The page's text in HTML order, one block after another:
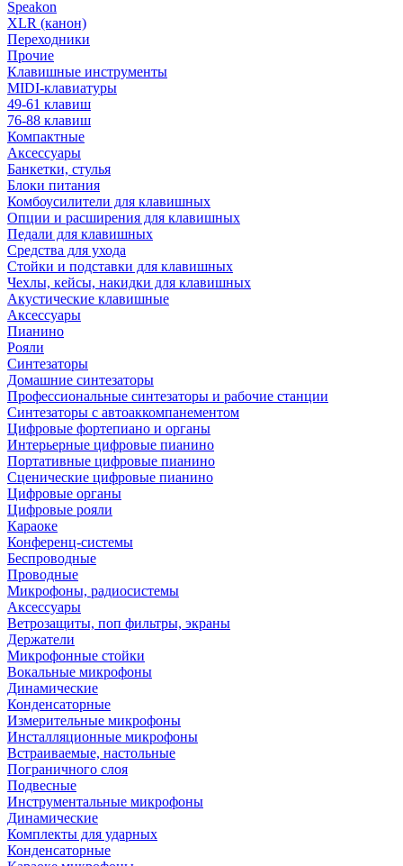
Speakon
XLR (канон)
Переходники
Прочие
Клавишные инструменты
MIDI-клавиатуры
49-61 клавиш
76-88 клавиш
Компактные
Аксессуары
Банкетки, стулья
Блоки питания
Комбоусилители для клавишных
Опции и расширения для клавишных
Педали для клавишных
Средства для ухода
Стойки и подставки для клавишных
Чехлы, кейсы, накидки для клавишных
Акустические клавишные
Аксессуары
Пианино
Рояли
Синтезаторы
Домашние синтезаторы
Профессиональные синтезаторы и рабочие станции
Синтезаторы с автоаккомпанементом
Цифровые фортепиано и органы
Интерьерные цифровые пианино
Портативные цифровые пианино
Сценические цифровые пианино
Цифровые органы
Цифровые рояли
Караоке
Конференц-системы
Беспроводные
Проводные
Микрофоны, радиосистемы
Аксессуары
Ветрозащиты, поп фильтры, экраны
Держатели
Микрофонные стойки
Вокальные микрофоны
Динамические
Конденсаторные
Измерительные микрофоны
Инсталляционные микрофоны
Встраиваемые, настольные
Пограничного слоя
Подвесные
Инструментальные микрофоны
Динамические
Комплекты для ударных
Конденсаторные